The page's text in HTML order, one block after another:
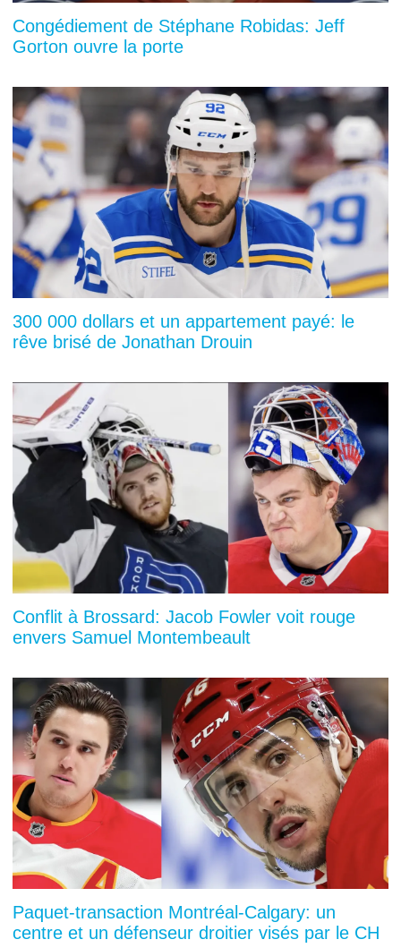
Congédiement de Stéphane Robidas: Jeff
Gorton ouvre la porte
300 000 dollars et un appartement payé: le
rêve brisé de Jonathan Drouin
Conflit à Brossard: Jacob Fowler voit rouge
envers Samuel Montembeault
Paquet-transaction Montréal-Calgary: un
centre et un défenseur droitier visés par le CH